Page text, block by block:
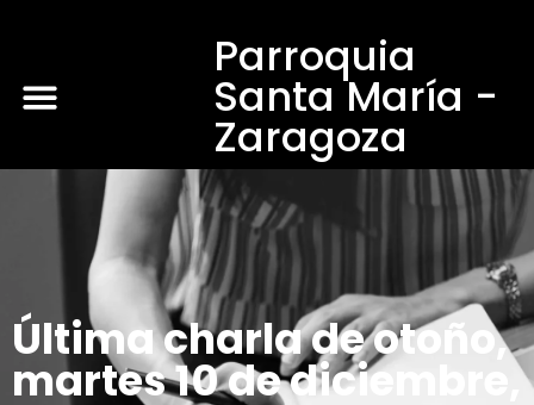
Parroquia
Santa María -
Zaragoza
Última charla de otoño,
martes 10 de diciembre,